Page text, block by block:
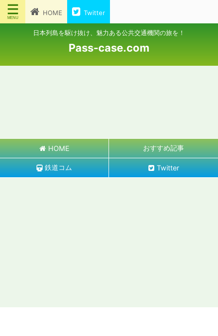
HOME Twitter
日本列島を駆け抜け、魅力ある公共交通機関の旅を！
Pass-case.com
HOME おすすめ記事
鉄道コム Twitter